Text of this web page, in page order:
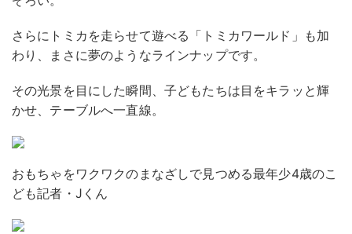
さらにトミカを走らせて遊べる「トミカワールド」も加
わり、まさに夢のようなラインナップです。
その光景を目にした瞬間、子どもたちは目をキラッと輝
かせ、テーブルへ一直線。
おもちゃをワクワクのまなざしで見つめる最年少4歳のこ
ども記者・Jくん